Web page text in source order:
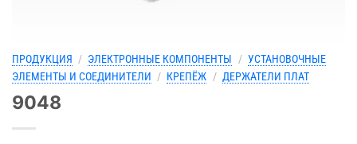
ПРОДУКЦИЯ / ЭЛЕКТРОННЫЕ КОМПОНЕНТЫ / УСТАНОВОЧНЫЕ
ЭЛЕМЕНТЫ И СОЕДИНИТЕЛИ / КРЕПЁЖ / ДЕРЖАТЕЛИ ПЛАТ
9048